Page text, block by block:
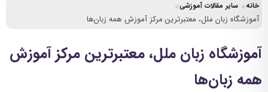
خانه سایر مقالات آموزشی
آموزشگاه زبان ملل، معتبرترین مرکز آموزش همه زبان‌ها
آموزشگاه زبان ملل، معتبرترین مرکز آموزش
همه زبان‌ها